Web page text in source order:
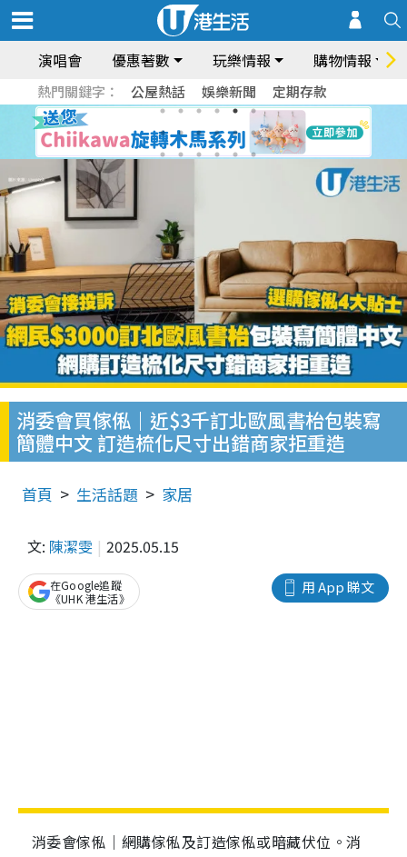
演唱會 優惠著數 玩樂情報 購物情報
熱門關鍵字： 公屋熱話 娛樂新聞 定期存款
消委會買傢俬｜近$3千訂北歐風書枱包裝寫
簡體中文 訂造梳化尺寸出錯商家拒重造
首頁 生活話題 家居
文: 陳潔雯 2025.05.15
用 App 睇文
在Google追蹤
《UHK 港生活》
消委會傢俬｜網購傢俬及訂造傢俬或暗藏伏位。消